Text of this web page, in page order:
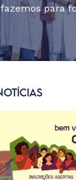
para